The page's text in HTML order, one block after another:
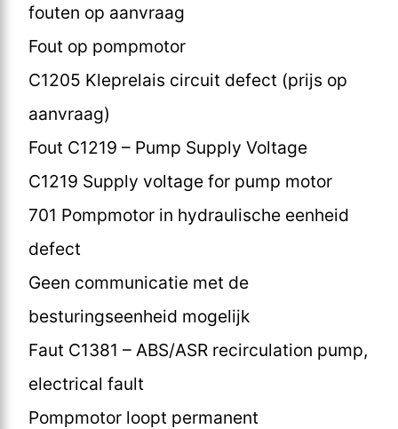
fouten op aanvraag
Fout op pompmotor
C1205 Kleprelais circuit defect (prijs op
aanvraag)
Fout C1219 – Pump Supply Voltage
C1219 Supply voltage for pump motor
701 Pompmotor in hydraulische eenheid
defect
Geen communicatie met de
besturingseenheid mogelijk
Faut C1381 – ABS/ASR recirculation pump,
electrical fault
Pompmotor loopt permanent